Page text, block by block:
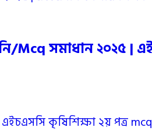
Mcq সমাধান ২০২৫ |